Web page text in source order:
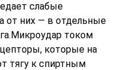
слабые
от них — в отдельные
током
которые на
тягу к спиртным